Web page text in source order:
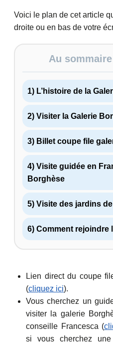
Voici le plan de cet article
droite ou en bas de votre
Au
1) L’histoire de la
2) Visiter la Galerie
3) Billet coupe file
4) Visite guidée en
Borghèse
5) Visite des jardins
6) Comment rejoindre
Lien direct du coupe
(cliquez ici).
Vous cherchez un
visiter la galerie
conseille Francesca (
si vous cherchez